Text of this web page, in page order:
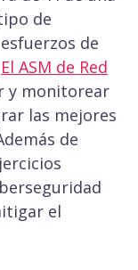
de
de
El ASM de Red
y monitorear
las mejores
de
el